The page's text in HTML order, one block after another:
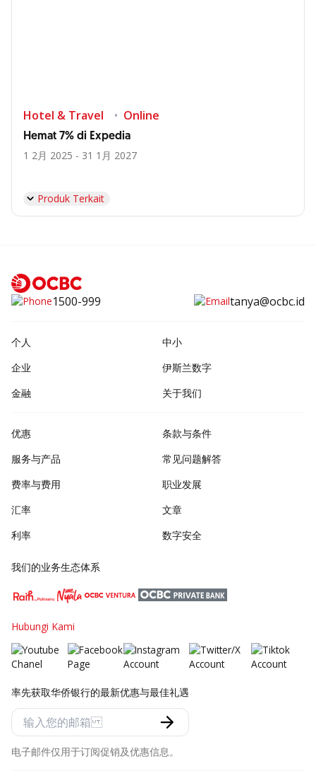
Hotel & Travel Online
Hemat 7% di Expedia
1 2月 2025 - 31 1月 2027
Produk Terkait
1500-999 tanya@ocbc.id
个人
中小
企业
伊斯兰数字
金融
关于我们
优惠
服务与产品
费率与费用
汇率
利率
条款与条件
常见问题解答
职业发展
文章
数字安全
我们的业务生态体系
Hubungi Kami
率先获取华侨银行的最新优惠与最佳礼遇
电子邮件仅用于订阅促销及优惠信息。